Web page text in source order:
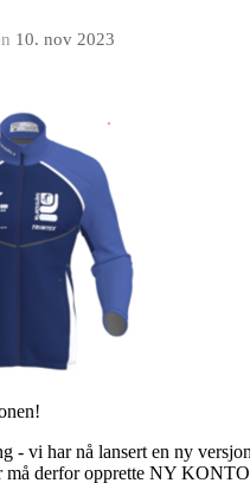
10. nov 2023
- vi har nå lansert en ny
må derfor opprette NY